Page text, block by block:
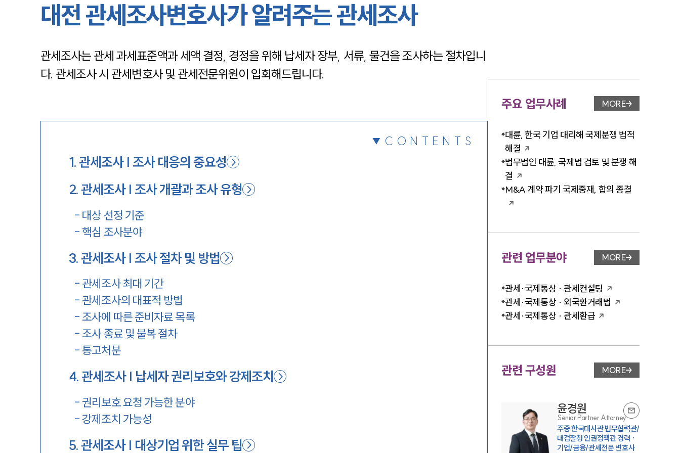
채용정보
1800-7905
대전 관세조사변호사가 알려주는 관세조사
관세조사는 관세 과세표준액과 세액 결정, 경정을 위해 납세자 장부, 서류, 물건을 조사하는 절차입니
다. 관세조사 시 관세변호사 및 관세전문위원이 입회해드립니다.
CONTENTS
1.관세조사 | 조사 대응의 중요성
2.관세조사 | 조사 개괄과 조사 유형
- 대상 선정 기준
-핵심 조사분야
3.관세조사 | 조사 절차 및 방법
- 관세조사 최대 기간
- 관세조사의 대표적 방법
- 조사에 따른 준비자료 목록
- 조사 종료 및 불복 절차
- 통고처분
4.관세조사 | 납세자 권리보호와 강제조치
- 권리보호 요청 가능한 분야
-강제조치 가능성
5.관세조사 | 대상기업 위한 실무 팁
주요 업무사례 업무사례 페이지 이
MORE
대륜, 한국 기업 대리해 국제분쟁 법적
해결
법무법인 대륜, 국제법 검토 및 분쟁 해
결
M&A 계약 파기 국제중재, 합의 종결
관련 업무분야 업무분야 페이지 이
MORE
관세·국제통상 · 관세컨설팅
관세·국제통상 · 외국환거래법
관세·국제통상 · 관세환급
관련 구성원 변호사 페이지 이동
MORE
윤경원
Senior Partner Attorney
주중 한국대사관 법무협력관/
대검찰청 인권정책관 경력 ·
기업/금융/관세전문 변호사